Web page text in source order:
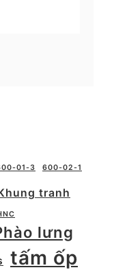
01-3 600-02-1
tranh
lưng
tấm ốp